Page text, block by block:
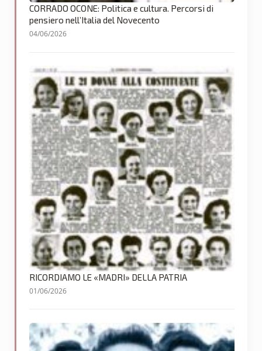
CORRADO OCONE: Politica e cultura. Percorsi di
pensiero nell’Italia del Novecento
04/06/2026
RICORDIAMO LE «MADRI» DELLA PATRIA
01/06/2026